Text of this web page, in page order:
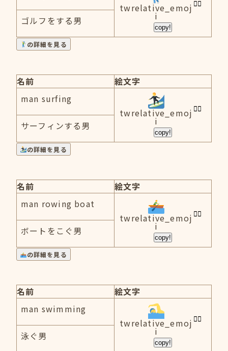
twrelative_emoj
i
copy!
ゴルフをする男
の詳細を見る
名前
絵文字
man surfing
twrelative_emoj
i
copy!
サーフィンする男
の詳細を見る
名前
絵文字
man rowing boat
twrelative_emoj
i
copy!
ボートをこぐ男
の詳細を見る
名前
絵文字
man swimming
twrelative_emoj
i
copy!
泳ぐ男